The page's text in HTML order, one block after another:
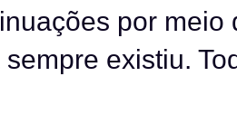
por meio
existiu.